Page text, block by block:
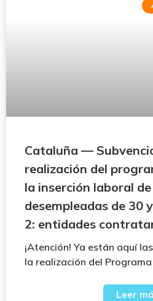
Cataluña —
realización del
la inserción laboral
desempleadas de 30
2: entidades
¡Atención! Ya están aquí
la realización del
Leer